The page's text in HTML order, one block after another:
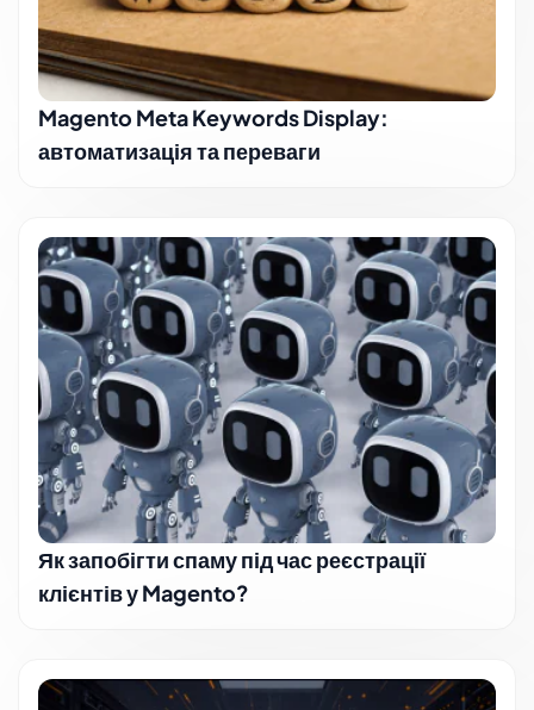
Magento Meta Keywords Display:
автоматизація та переваги
Як запобігти спаму під час реєстрації
клієнтів у Magento?